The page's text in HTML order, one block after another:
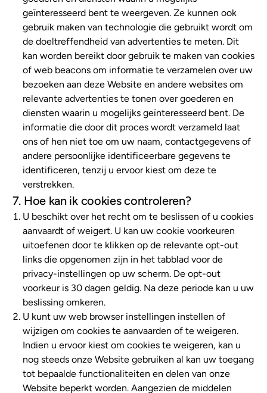
geïnteresseerd bent te weergeven. Ze kunnen ook
gebruik maken van technologie die gebruikt wordt om
de doeltreffendheid van advertenties te meten. Dit
kan worden bereikt door gebruik te maken van cookies
of web beacons om informatie te verzamelen over uw
bezoeken aan deze Website en andere websites om
relevante advertenties te tonen over goederen en
diensten waarin u mogelijks geïnteresseerd bent. De
informatie die door dit proces wordt verzameld laat
ons of hen niet toe om uw naam, contactgegevens of
andere persoonlijke identificeerbare gegevens te
identificeren, tenzij u ervoor kiest om deze te
verstrekken.
7. Hoe kan ik cookies controleren?
U beschikt over het recht om te beslissen of u cookies
aanvaardt of weigert. U kan uw cookie voorkeuren
uitoefenen door te klikken op de relevante opt-out
links die opgenomen zijn in het tabblad voor de
privacy-instellingen op uw scherm. De opt-out
voorkeur is 30 dagen geldig. Na deze periode kan u uw
beslissing omkeren.
U kunt uw web browser instellingen instellen of
wijzigen om cookies te aanvaarden of te weigeren.
Indien u ervoor kiest om cookies te weigeren, kan u
nog steeds onze Website gebruiken al kan uw toegang
tot bepaalde functionaliteiten en delen van onze
Website beperkt worden. Aangezien de middelen